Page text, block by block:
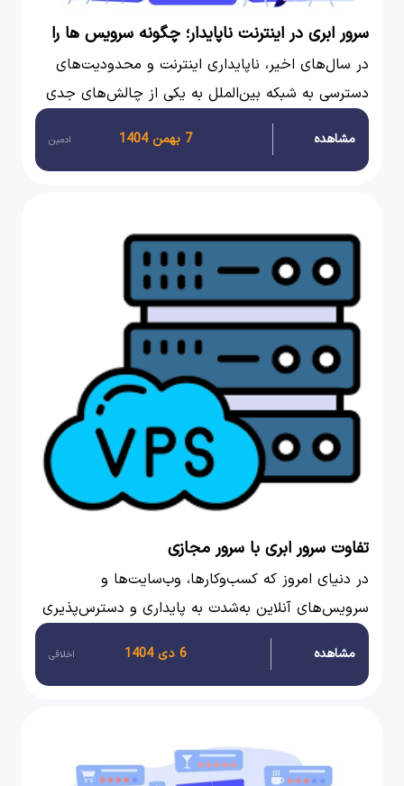
سرور ابری در اینترنت ناپایدار؛ چگونه سرویس ها را
همیشه در دسترس نگه داریم؟
در سال‌های اخیر، ناپایداری اینترنت و محدودیت‌های
دسترسی به شبکه بین‌الملل به یکی از چالش‌های جدی
کسب‌وکارهای آنلاین تبدیل شده است.
مشاهده 7 بهمن 1404 ادمین
تفاوت سرور ابری با سرور مجازی
در دنیای امروز که کسب‌وکارها، وب‌سایت‌ها و
سرویس‌های آنلاین به‌شدت به پایداری و دسترس‌پذیری
وابسته‌اند، انتخاب زیرساخت میزبانی دیگر یک تصمیم
ساده نیست. یکی از مهم‌ترین مقایسه‌هایی که همیشه
مشاهده 6 دی 1404 اخلاقی